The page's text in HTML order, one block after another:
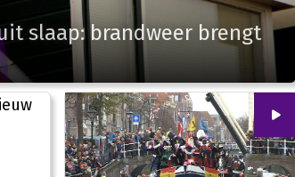
slaap: brandweer brengt
00:00